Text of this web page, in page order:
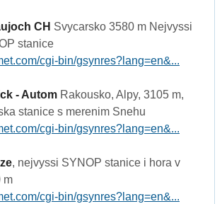
CH Svycarsko 3580 m Nejvyssi
stanice
cgi-bin/gsynres?lang=en&...
- Autom Rakousko, Alpy, 3105 m,
stanice s merenim Snehu
cgi-bin/gsynres?lang=en&...
, nejvyssi SYNOP stanice i hora v
m
cgi-bin/gsynres?lang=en&...